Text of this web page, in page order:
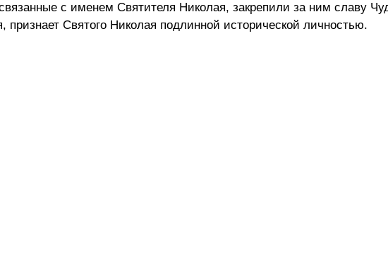
с именем Святителя Николая, закрепили за ним славу
признает Святого Николая подлинной исторической личностью.